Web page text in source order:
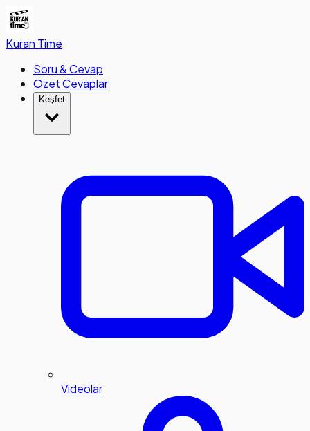
Kuran Time
Soru & Cevap
Özet Cevaplar
Keşfet
Videolar